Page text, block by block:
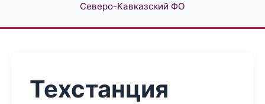
Северо-Кавказский ФО
Техстанция